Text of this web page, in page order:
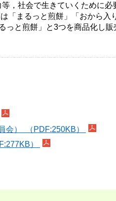
，社会で生きていくために
「まるっと煎餅」「おから入
と煎餅」と3つを商品化し販
会） （PDF:250KB）
）